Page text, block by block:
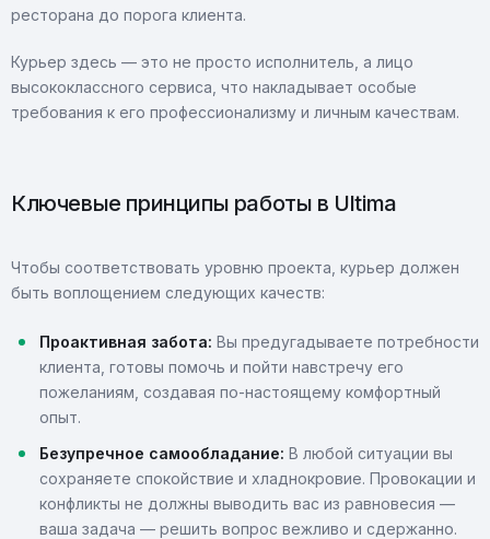
ресторана до порога клиента.
Курьер здесь — это не просто исполнитель, а лицо
высококлассного сервиса, что накладывает особые
требования к его профессионализму и личным качествам.
Ключевые принципы работы в Ultima
Чтобы соответствовать уровню проекта, курьер должен
быть воплощением следующих качеств:
Проактивная забота: Вы предугадываете потребности
клиента, готовы помочь и пойти навстречу его
пожеланиям, создавая по-настоящему комфортный
опыт.
Безупречное самообладание: В любой ситуации вы
сохраняете спокойствие и хладнокровие. Провокации и
конфликты не должны выводить вас из равновесия —
ваша задача — решить вопрос вежливо и сдержанно.